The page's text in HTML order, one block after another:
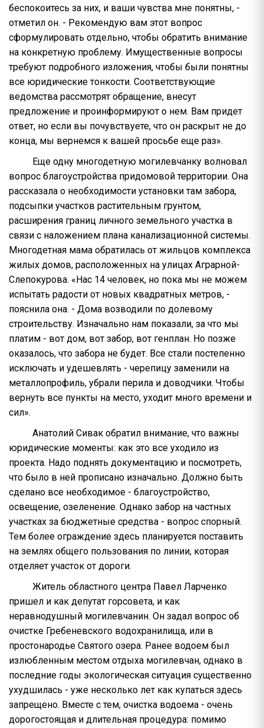
беспокоитесь за них, и ваши чувства мне понятны, -
отметил он. - Рекомендую вам этот вопрос
сформулировать отдельно, чтобы обратить внимание
на конкретную проблему. Имущественные вопросы
требуют подробного изложения, чтобы были понятны
все юридические тонкости. Соответствующие
ведомства рассмотрят обращение, внесут
предложение и проинформируют о нем. Вам придет
ответ, но если вы почувствуете, что он раскрыт не до
конца, мы вернемся к вашей просьбе еще раз».
Еще одну многодетную могилевчанку волновал
вопрос благоустройства придомовой территории. Она
рассказала о необходимости установки там забора,
подсыпки участков растительным грунтом,
расширения границ личного земельного участка в
связи с наложением плана канализационной системы.
Многодетная мама обратилась от жильцов комплекса
жилых домов, расположенных на улицах Аграрной-
Слепокурова. «Нас 14 человек, но пока мы не можем
испытать радости от новых квадратных метров, -
пояснила она. - Дома возводили по долевому
строительству. Изначально нам показали, за что мы
платим - вот дом, вот забор, вот генплан. Но позже
оказалось, что забора не будет. Все стали постепенно
исключать и удешевлять - черепицу заменили на
металлопрофиль, убрали перила и доводчики. Чтобы
вернуть все пункты на место, уходит много времени и
сил».
Анатолий Сивак обратил внимание, что важны
юридические моменты: как это все уходило из
проекта. Надо поднять документацию и посмотреть,
что было в ней прописано изначально. Должно быть
сделано все необходимое - благоустройство,
освещение, озеленение. Однако забор на частных
участках за бюджетные средства - вопрос спорный.
Тем более ограждение здесь планируется поставить
на землях общего пользования по линии, которая
отделяет участок от дороги.
Житель областного центра Павел Ларченко
пришел и как депутат горсовета, и как
неравнодушный могилевчанин. Он задал вопрос об
очистке Гребеневского водохранилища, или в
простонародье Святого озера. Ранее водоем был
излюбленным местом отдыха могилевчан, однако в
последние годы экологическая ситуация существенно
ухудшилась - уже несколько лет как купаться здесь
запрещено. Вместе с тем, очистка водоема - очень
дорогостоящая и длительная процедура: помимо